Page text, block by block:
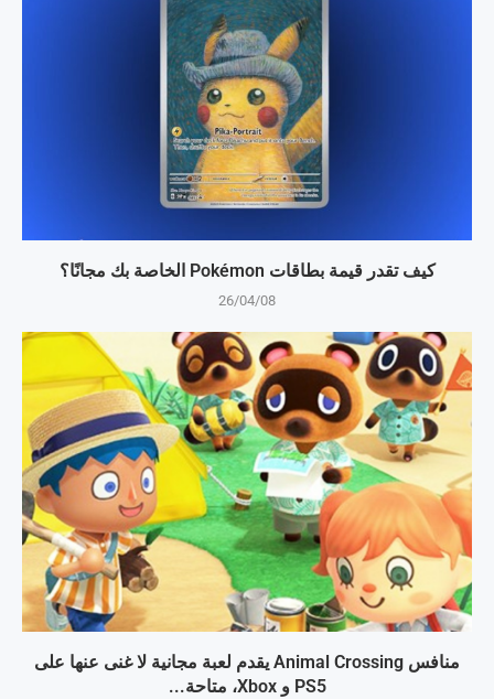
كيف تقدر قيمة بطاقات Pokémon الخاصة بك مجانًا؟
26/04/08
منافس Animal Crossing يقدم لعبة مجانية لا غنى عنها على
PS5 و Xbox، متاحة...